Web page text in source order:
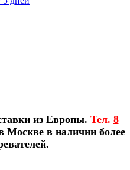
из Европы. Тел. 8
Москве в наличии более